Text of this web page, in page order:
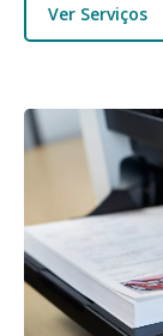
Ver Serviços
Imagem